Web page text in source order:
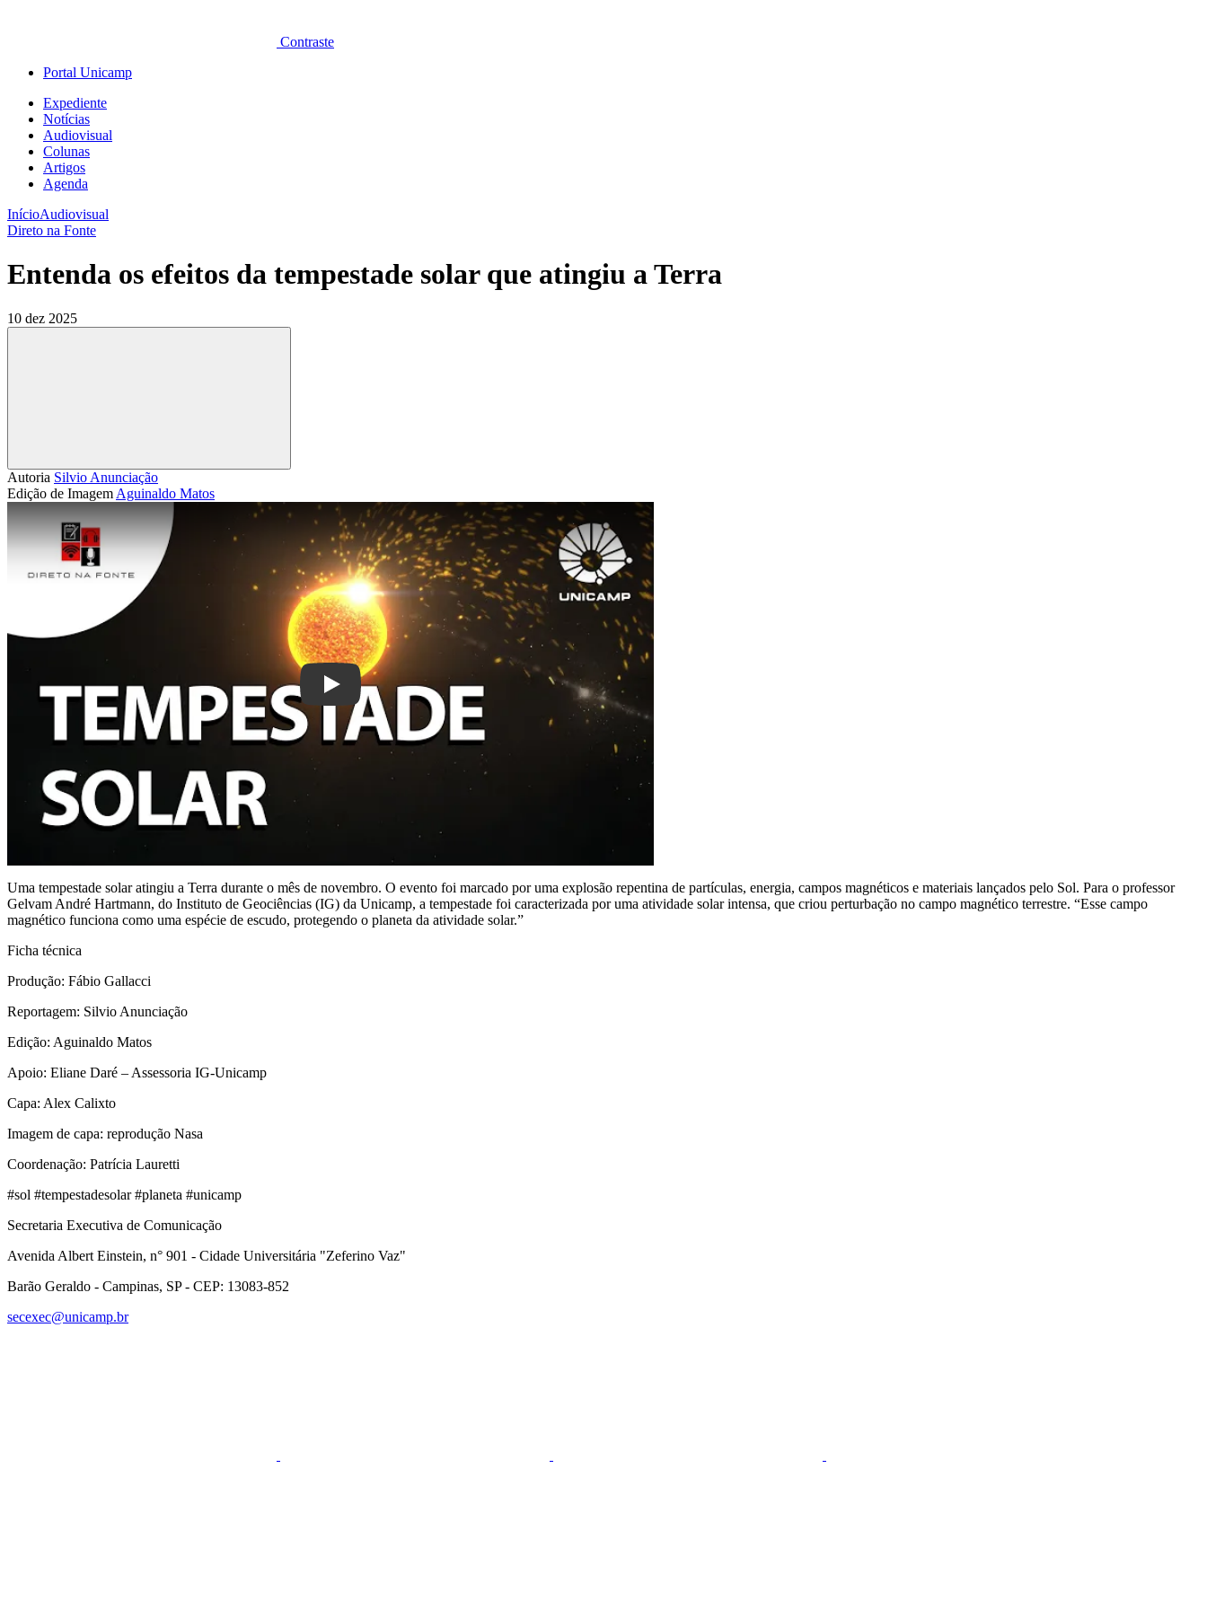
Contraste
Portal Unicamp
Expediente
Notícias
Audiovisual
Colunas
Artigos
Agenda
InícioAudiovisual
Direto na Fonte
Entenda os efeitos da tempestade solar que atingiu a Terra
10 dez 2025
Compartilhar
Autoria Silvio Anunciação
Edição de Imagem Aguinaldo Matos
Play
Uma tempestade solar atingiu a Terra durante o mês de novembro. O evento foi marcado por uma explosão repentina de partículas, energia, campos magnéticos e materiais lançados pelo Sol. Para o professor
Gelvam André Hartmann, do Instituto de Geociências (IG) da Unicamp, a tempestade foi caracterizada por uma atividade solar intensa, que criou perturbação no campo magnético terrestre. “Esse campo
magnético funciona como uma espécie de escudo, protegendo o planeta da atividade solar.”
Ficha técnica
Produção: Fábio Gallacci
Reportagem: Silvio Anunciação
Edição: Aguinaldo Matos
Apoio: Eliane Daré – Assessoria IG-Unicamp
Capa: Alex Calixto
Imagem de capa: reprodução Nasa
Coordenação: Patrícia Lauretti
#sol #tempestadesolar #planeta #unicamp
Secretaria Executiva de Comunicação
Avenida Albert Einstein, n° 901 - Cidade Universitária "Zeferino Vaz"
Barão Geraldo - Campinas, SP - CEP: 13083-852
secexec@unicamp.br